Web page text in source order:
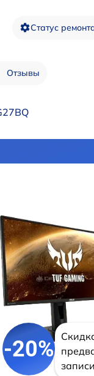
Статус
Отзывы
-20%